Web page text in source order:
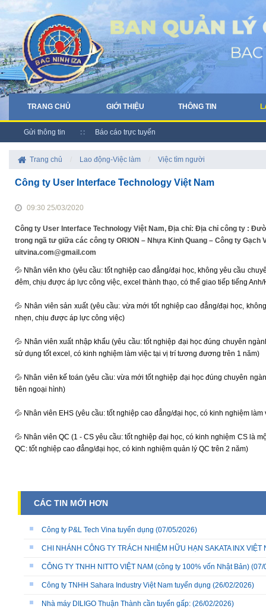
TRANG CHỦ GIỚI THIỆU THÔNG TIN
Gửi thông tin Báo cáo trực tuyến
Trang chủ Lao động-Việc làm Việc tìm người
Công ty User Interface Technology Việt Nam
09:30 25/03/2020
Công ty User Interface Technology Việt Nam, Địa chỉ: Địa chỉ công ty :
trong ngã tư giữa các công ty ORION – Nhựa Kinh Quang – Công ty Gạch
uitvina.com@gmail.com
💦 Nhân viên kho (yêu cầu: tốt nghiệp cao đẳng/đại học, không yêu cầu
đêm, chịu được áp lực công việc, excel thành thạo, có thể giao tiếp tiếng Anh/
💦 Nhân viên sản xuất (yêu cầu: vừa mới tốt nghiệp cao đẳng/đại học,
nhẹn, chịu được áp lực công việc)
💦 Nhân viên xuất nhập khẩu (yêu cầu: tốt nghiệp đại học đúng chuyên
sử dụng tốt excel, có kinh nghiệm làm việc tại vị trí tương đương trên 1 năm)
💦 Nhân viên kế toán (yêu cầu: vừa mới tốt nghiệp đại học đúng chuyên
tiên ngoại hình)
💦 Nhân viên EHS (yêu cầu: tốt nghiệp cao đẳng/đại học, có kinh nghiệm
💦 Nhân viên QC (1 - CS yêu cầu: tốt nghiệp đại học, có kinh nghiệm CS là
QC: tốt nghiệp cao đẳng/đại học, có kinh nghiệm quản lý QC trên 2 năm)
CÁC TIN MỚI HƠN
Công ty P&L Tech Vina tuyển dụng (07/05/2026)
CHI NHÁNH CÔNG TY TRÁCH NHIỆM HỮU HẠN SAKATA INX
CÔNG TY TNHH NITTO VIỆT NAM (công ty 100% vốn Nhật Bản) (07/
Công ty TNHH Sahara Industry Việt Nam tuyển dụng (26/02/2026)
Nhà máy DILIGO Thuận Thành cần tuyển gấp: (26/02/2026)